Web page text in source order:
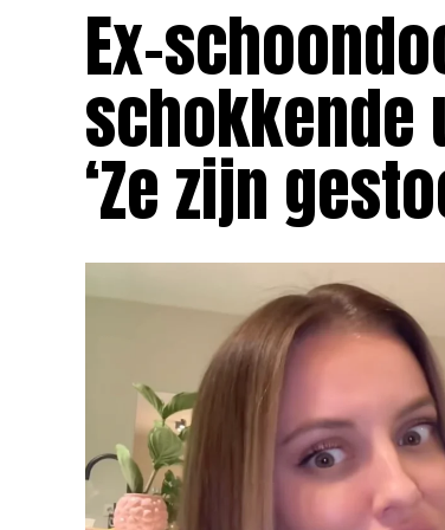
Ex-
schokkende
‘Ze zijn